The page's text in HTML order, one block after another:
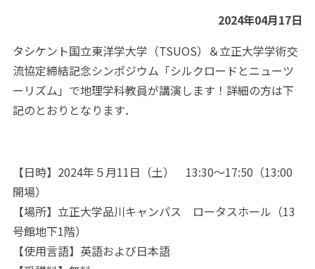
2024年04月17日
タシケント国立東洋学大学（TSUOS）＆立正大学学術交
流協定締結記念シンポジウム「シルクロードとニューツ
ーリズム」で地理学科教員が講演します！詳細の方は下
記のとおりとなります．
【日時】2024年５月11日（土） 13:30～17:50（13:00
開場）
【場所】立正大学品川キャンパス ロータスホール（13
号館地下1階）
【使用言語】英語および日本語